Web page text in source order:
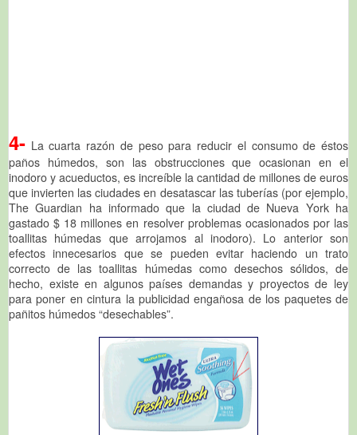
4- La cuarta razón de peso para reducir el consumo de éstos
paños húmedos, son las obstrucciones que ocasionan en el
inodoro y acueductos, es increíble la cantidad de millones de euros
que invierten las ciudades en desatascar las tuberías (por ejemplo,
The Guardian ha informado que la ciudad de Nueva York ha
gastado $ 18 millones en resolver problemas ocasionados por las
toallitas húmedas que arrojamos al inodoro). Lo anterior son
efectos innecesarios que se pueden evitar haciendo un trato
correcto de las toallitas húmedas como desechos sólidos, de
hecho, existe en algunos países demandas y proyectos de ley
para poner en cintura la publicidad engañosa de los paquetes de
pañitos húmedos “desechables”.